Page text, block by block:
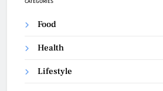
Food
Health
Lifestyle